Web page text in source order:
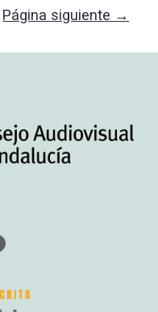
Página siguiente →